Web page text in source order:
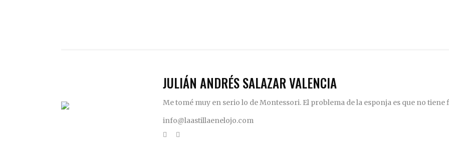
JULIÁN ANDRÉS SALAZAR VALENCIA
Me tomé muy en serio lo de Montessori. El problema de la esponja es que no tiene
info@laastillaenelojo.com